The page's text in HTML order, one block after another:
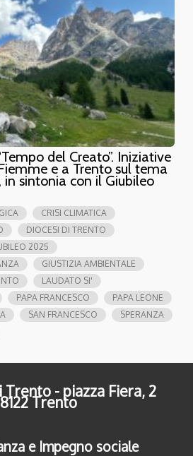
del Creato”. Iniziative
e a Trento sul tema
in sintonia con il Giubileo
CRISI CLIMATICA
DIOCESI DI TRENTO
2025
GIUSTIZIA AMBIENTALE
LAUDATO SI'
PAPA FRANCESCO
PAPA LEONE
SAN FRANCESCO
SPERANZA
- piazza Fiera, 2
Trento
e Impegno sociale